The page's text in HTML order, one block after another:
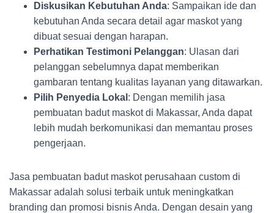
Diskusikan Kebutuhan Anda: Sampaikan ide dan
kebutuhan Anda secara detail agar maskot yang
dibuat sesuai dengan harapan.
Perhatikan Testimoni Pelanggan: Ulasan dari
pelanggan sebelumnya dapat memberikan
gambaran tentang kualitas layanan yang ditawarkan.
Pilih Penyedia Lokal : Dengan memilih jasa
pembuatan badut maskot di Makassar, Anda dapat
lebih mudah berkomunikasi dan memantau proses
pengerjaan.
Jasa pembuatan badut maskot perusahaan custom di
Makassar adalah solusi terbaik untuk meningkatkan
branding dan promosi bisnis Anda. Dengan desain yang